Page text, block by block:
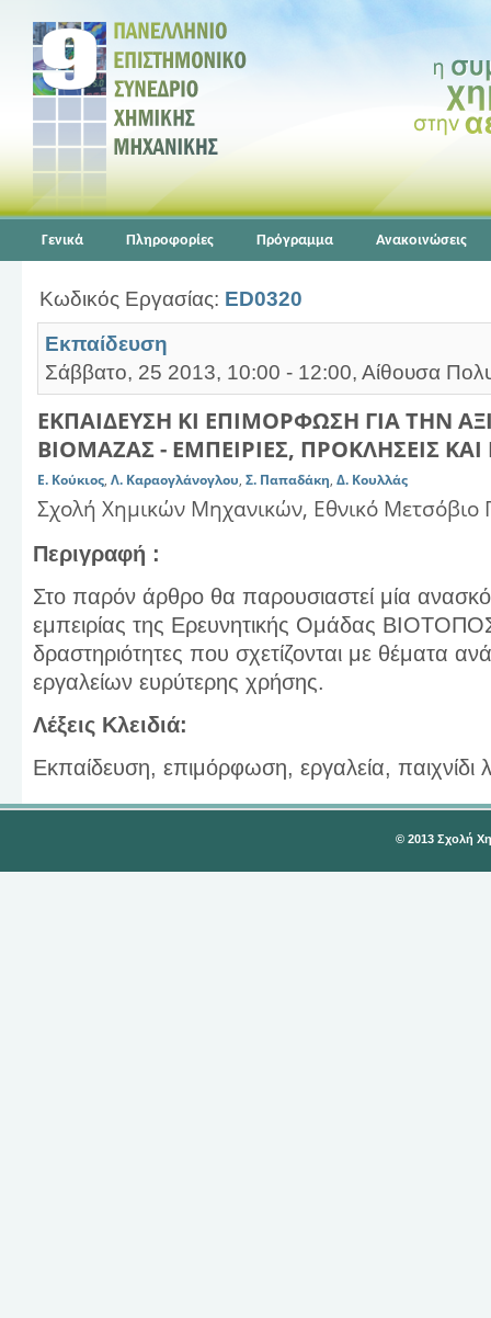
Γενικά Πληροφορίες Πρόγραμμα Ανακοινώσεις
Κωδικός Εργασίας: ED0320
Εκπαίδευση
Σάββατο, 25 2013, 10:00 - 12:00, Αίθουσα
ΕΚΠΑΙΔΕΥΣΗ ΚΙ ΕΠΙΜΟΡΦΩΣΗ ΓΙΑ ΤΗΝ
ΒΙΟΜΑΖΑΣ - ΕΜΠΕΙΡΙΕΣ, ΠΡΟΚΛΗΣΕΙΣ
Ε. Κούκιος, Λ. Καραογλάνογλου, Σ. Παπαδάκη, Δ. Κουλλάς
Σχολή Χημικών Μηχανικών, Εθνικό Μετσόβιο
Περιγραφή :
Στο παρόν άρθρο θα παρουσιαστεί μία
εμπειρίας της Ερευνητικής Ομάδας
δραστηριότητες που σχετίζονται με θέματα
εργαλείων ευρύτερης χρήσης.
Λέξεις Κλειδιά:
Εκπαίδευση, επιμόρφωση, εργαλεία,
© 2013 Σχολή